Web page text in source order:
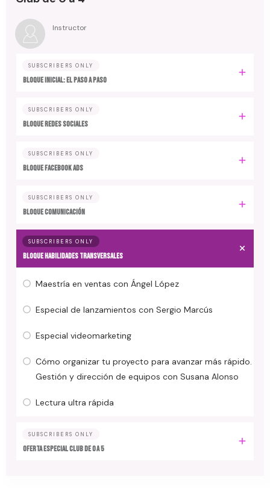
Instructor
SUBSCRIBERS ONLY
Bloque inicial: EL PASO A PASO
SUBSCRIBERS ONLY
Bloque REDES SOCIALES
SUBSCRIBERS ONLY
Bloque FACEBOOK ADS
SUBSCRIBERS ONLY
Bloque COMUNICACIÓN
SUBSCRIBERS ONLY
Bloque HABILIDADES TRANSVERSALES
Maestría en ventas con Ángel López
Especial de lanzamientos con Sergio Marcús
Especial videomarketing
Cómo organizar tu proyecto para avanzar más rápido.
Gestión y dirección de equipos con Susana Alonso
Lectura ultra rápida
SUBSCRIBERS ONLY
Oferta especial Club de 0 a 5